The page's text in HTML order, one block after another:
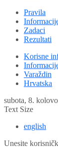
Pravila
Zadaci
Rezultati
Korisne
Varaždin
Hrvatska
subota, 8.
Text Size
english
Unesite